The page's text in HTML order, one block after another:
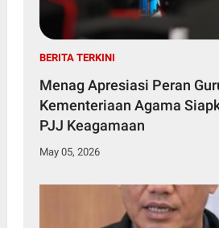
BERITA TERKINI
Menag Apresiasi Peran
Kementeriaan Agama
PJJ Keagamaan
May 05, 2026